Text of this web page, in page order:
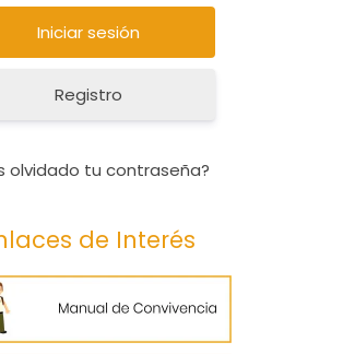
Registro
olvidado tu contraseña?
de Interés